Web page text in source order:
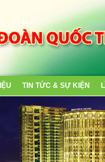
TIN TỨC & SỰ KIỆN